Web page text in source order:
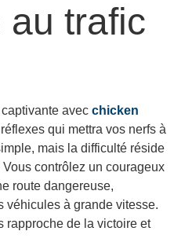
au trafic
avec chicken
qui mettra vos nerfs à
mais la difficulté réside
contrôlez un courageux
route dangereuse,
véhicules à grande vitesse.
rapproche de la victoire et